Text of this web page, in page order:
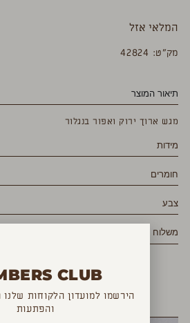
המלאי אזל
מק”ט: 42824
תיאור המוצר
מגש ארוך ירוק ואפור בנגלור
מידות
חומרים
צבע
משלוח
ALSO LIKE
CLUB
הירשמו למועדון הלקוחות שלנו
והפתעות